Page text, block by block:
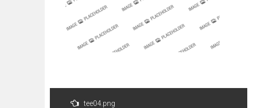
Navegação
tee04.png